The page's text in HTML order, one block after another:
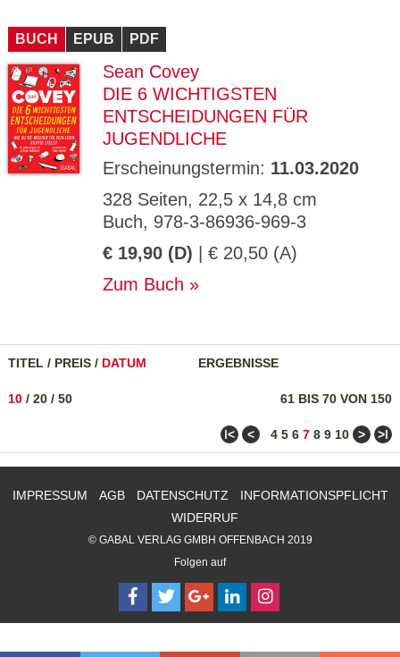
BUCH EPUB PDF
Sean Covey
DIE 6 WICHTIGSTEN
ENTSCHEIDUNGEN FÜR
JUGENDLICHE
Erscheinungstermin: 11.03.2020
328 Seiten, 22,5 x 14,8 cm
Buch, 978-3-86936-969-3
€ 19,90 (D) | € 20,50 (A)
Zum Buch
TITEL / PREIS / DATUM ERGEBNISSE
61 BIS 70 VON 150
10 / 20 / 50
ǀ< < 4 5 6 7 8 9 10 > >ǀ
IMPRESSUM AGB DATENSCHUTZ
INFORMATIONSPFLICHT
WIDERRUF
© GABAL VERLAG GMBH OFFENBACH 2019
Folgen auf